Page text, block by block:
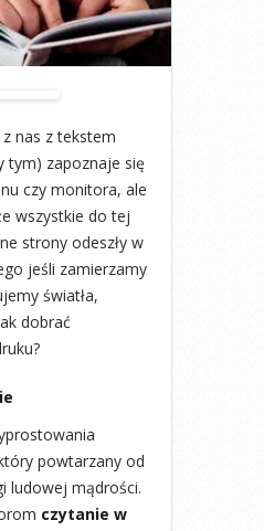
nas z tekstem
tym) zapoznaje się
czy monitora, ale
wszystkie do tej
strony odeszły w
jeśli zamierzamy
światła,
dobrać
powtarzany od
ludowej mądrości.
czytanie w